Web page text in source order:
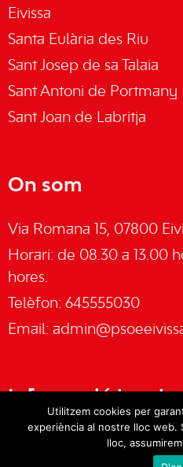
Eivissa
Santa Eulària des Riu
Sant Josep de sa Talaia
Sant Antoni de Portmany
Sant Joan de Labritja
On som
Via Romana 15, 07800
Horari: de 08.30 a 13.00
hores.
Telèfon: 645555030
Email:
Informació legal
Utilitzem cookies per
experiència al nostre lloc
lloc,